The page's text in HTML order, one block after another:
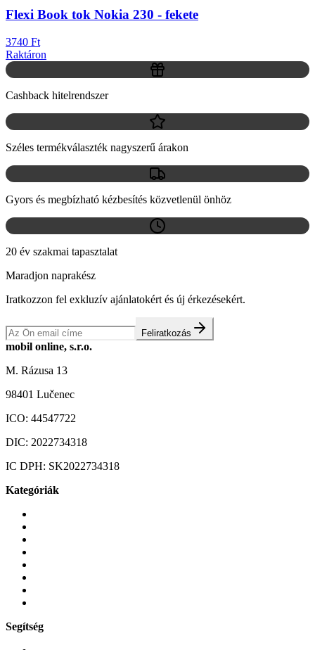
Flexi Book tok Nokia 230 - fekete
3740 Ft
Raktáron
Cashback hitelrendszer
Széles termékválaszték nagyszerű árakon
Gyors és megbízható kézbesítés közvetlenül önhöz
20 év szakmai tapasztalat
Maradjon naprakész
Iratkozzon fel exkluzív ajánlatokért és új érkezésekért.
Feliratkozás
mobil online, s.r.o.
M. Rázusa 13
98401 Lučenec
ICO: 44547722
DIC: 2022734318
IC DPH: SK2022734318
Kategóriák
Segítség